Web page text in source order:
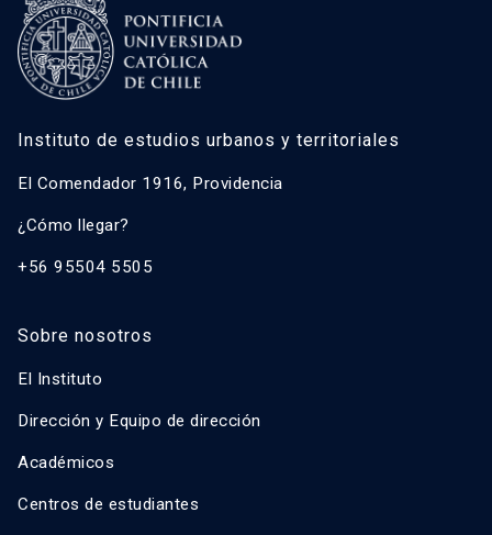
Instituto de estudios urbanos y territoriales
El Comendador 1916, Providencia
¿Cómo llegar?
+56 95504 5505
Sobre nosotros
El Instituto
Dirección y Equipo de dirección
Académicos
Centros de estudiantes